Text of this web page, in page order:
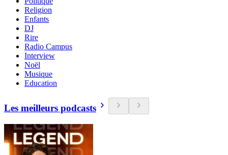
Religion
Enfants
DJ
Rire
Radio Campus
Interview
Noël
Musique
Education
Les meilleurs podcasts